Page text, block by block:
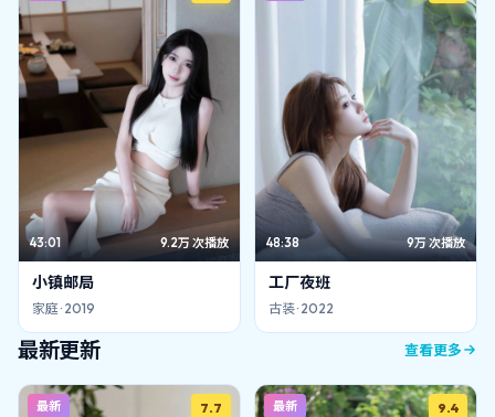
43:01 9.2万 次播放
小镇邮局
家庭· 2019
48:38 9万 次播放
工厂夜班
古装· 2022
最新更新 查看更多
最新 7.7 最新 9.4